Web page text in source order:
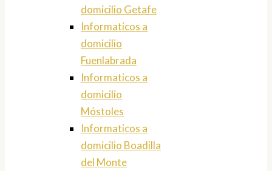
domicilio Getafe
Informaticos a
domicilio
Fuenlabrada
Informaticos a
domicilio
Móstoles
Informaticos a
domicilio Boadilla
del Monte